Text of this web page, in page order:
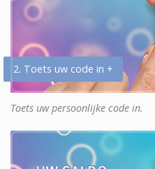
2. Toets uw code in +
Toets uw persoonlijke code in.